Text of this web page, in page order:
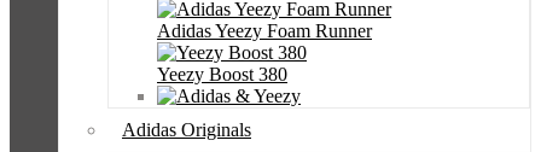
Adidas Yeezy Foam Runner
Yeezy Boost 380
Adidas Originals